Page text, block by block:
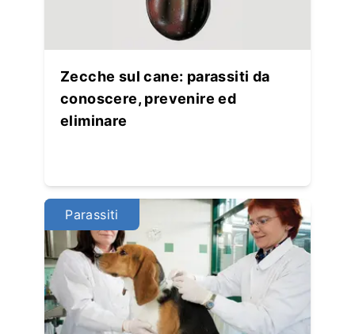
Zecche sul cane: parassiti da
conoscere, prevenire ed
eliminare
Parassiti